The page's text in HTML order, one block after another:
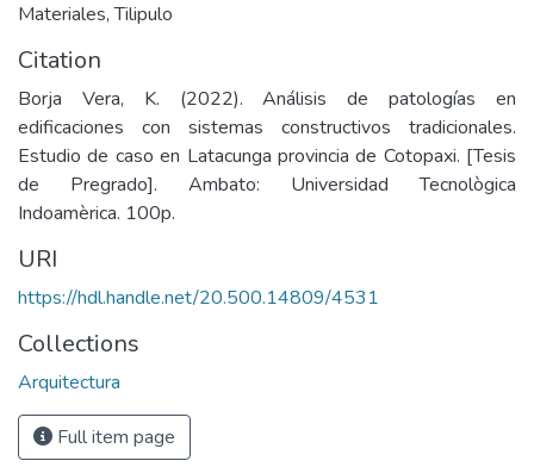
Materiales,Tilipulo
Citation
Borja Vera, K. (2022). Análisis de patologías en
edificaciones con sistemas constructivos tradicionales.
Estudio de caso en Latacunga provincia de Cotopaxi. [Tesis
de Pregrado]. Ambato: Universidad Tecnològica
Indoamèrica. 100p.
URI
https://hdl.handle.net/20.500.14809/4531
Collections
Arquitectura
Full item page